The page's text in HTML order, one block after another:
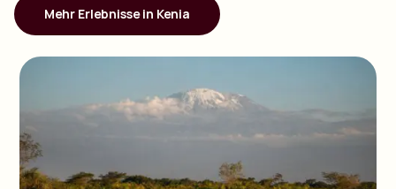
Mehr Erlebnisse in Kenia